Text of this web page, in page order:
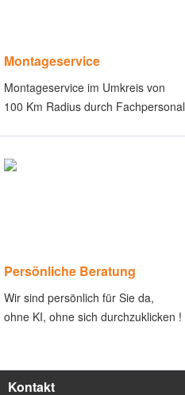
Montageservice
Montageservice im Umkreis von
100 Km Radius durch Fachpersonal
Persönliche Beratung
Wir sind persönlich für Sie da,
ohne KI, ohne sich durchzuklicken !
Kontakt